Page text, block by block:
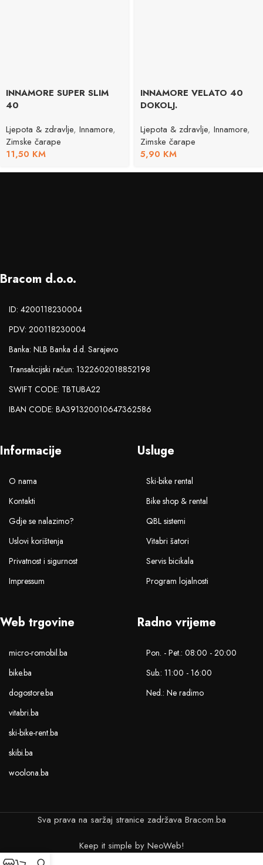
INNAMORE SUPER SLIM
40
Ljepota & zdravlje, Innamore,
Zimske čarape
11,50 KM
INNAMORE VELATO 40
DOKOLJ.
Ljepota & zdravlje, Innamore,
Zimske čarape
5,90 KM
Bracom d.o.o.
ID: 4200118230004
PDV: 200118230004
Banka: NLB Banka d.d. Sarajevo
Transakcijski račun: 1322602018852198
SWIFT CODE: TBTUBA22
IBAN CODE: BA391320010647362586
Informacije
O nama
Kontakti
Gdje se nalazimo?
Uslovi korištenja
Privatnost i sigurnost
Impressum
Usluge
Ski-bike rental
Bike shop & rental
QBL sistemi
Vitabri šatori
Servis bicikala
Program lojalnosti
Web trgovine
micro-romobil.ba
bike.ba
dogostore.ba
vitabri.ba
ski-bike-rent.ba
skibi.ba
woolona.ba
Radno vrijeme
Pon. - Pet.: 08:00 - 20:00
Sub.: 11:00 - 16:00
Ned.: Ne radimo
Sva prava na saržaj stranice zadržava Bracom.ba
Keep it simple by NeoWeb!